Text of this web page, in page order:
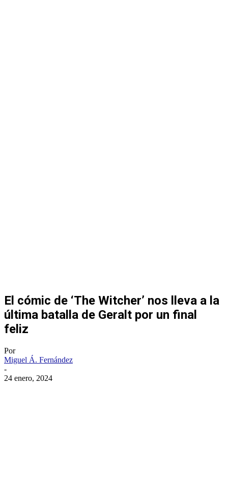
El cómic de ‘The Witcher’ nos lleva a la
última batalla de Geralt por un final
feliz
Por
Miguel Á. Fernández
-
24 enero, 2024